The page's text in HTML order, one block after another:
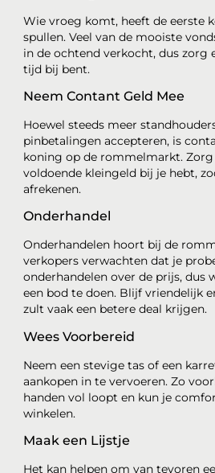
Wie vroeg komt, heeft de eerste
spullen. Veel van de mooiste
in de ochtend verkocht, dus zorg
tijd bij bent.
Neem Contant Geld Mee
Hoewel steeds meer
pinbetalingen accepteren, is
koning op de rommelmarkt.
voldoende kleingeld bij je hebt,
afrekenen.
Onderhandel
Onderhandelen hoort bij de
verkopers verwachten dat je
onderhandelen over de prijs, dus
een bod te doen. Blijf vriendelijk
zult vaak een betere deal krijgen.
Wees Voorbereid
Neem een stevige tas of een
aankopen in te vervoeren. Zo
handen vol loopt en kun je
winkelen.
Maak een Lijstje
Het kan helpen om van tevoren